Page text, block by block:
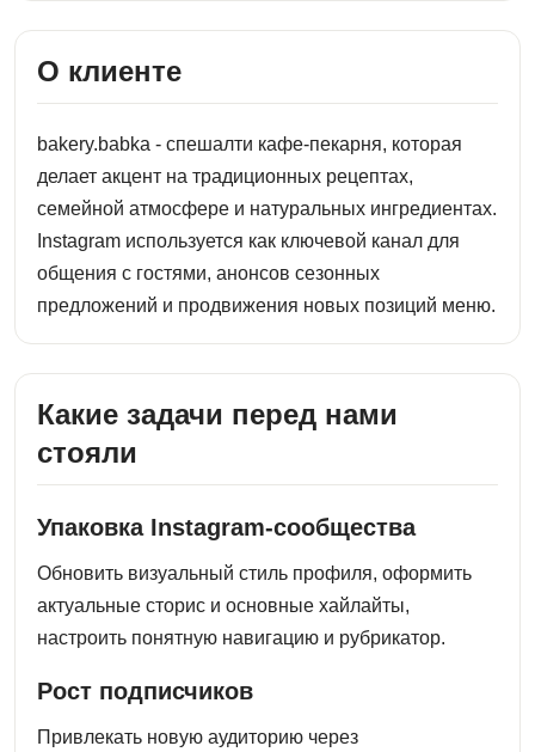
О клиенте
bakery.babka - спешалти кафе-пекарня, которая
делает акцент на традиционных рецептах,
семейной атмосфере и натуральных ингредиентах.
Instagram используется как ключевой канал для
общения с гостями, анонсов сезонных
предложений и продвижения новых позиций меню.
Какие задачи перед нами
стояли
Упаковка Instagram-сообщества
Обновить визуальный стиль профиля, оформить
актуальные сторис и основные хайлайты,
настроить понятную навигацию и рубрикатор.
Рост подписчиков
Привлекать новую аудиторию через